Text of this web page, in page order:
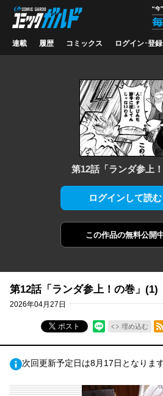
コミックガルド
連載 履歴 コミックス ログイン･登録
第12話「ランダ参上
ログインして読む
この作品の無料公開
第12話「ランダ参上！の巻」(1)
2026年04月27日
ポスト 埋め込む
RSSフ
次回更新予定日は8月17日となりま